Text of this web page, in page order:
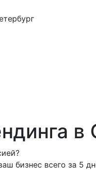
в
бизнес всего за 5